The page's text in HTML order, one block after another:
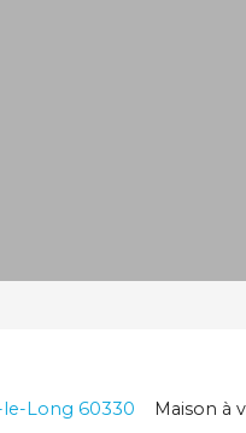
le-Long 60330 Maison à